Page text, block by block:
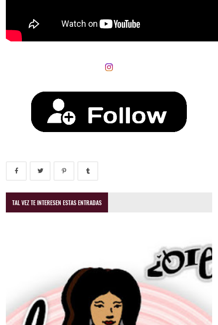
TAL VEZ TE INTERESEN ESTAS ENTRADAS